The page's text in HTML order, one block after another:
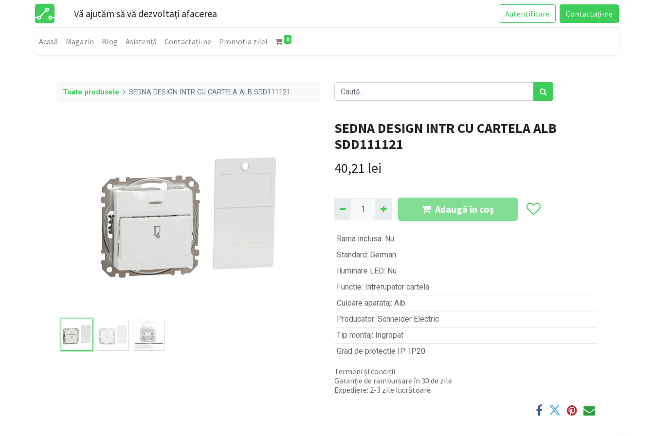
Vă ajutăm să vă dezvoltați afacerea Autentificare Contactați-ne
Acasă Magazin Blog Asistență Contactați-ne Promotia zilei 0
Toate produsele SEDNA DESIGN INTR CU CARTELA ALB SDD111121
SEDNA DESIGN INTR CU CARTELA ALB
SDD111121
40,21 lei
Adaugă în coș
Rama inclusa: Nu
Standard: German
Iluminare LED: Nu
Functie: Intrerupator cartela
Culoare aparataj: Alb
Producator: Schneider Electric
Tip montaj: Ingropat
Grad de protectie IP: IP20
Termeni și condiții
Garanție de rambursare în 30 de zile
Expediere: 2-3 zile lucrătoare